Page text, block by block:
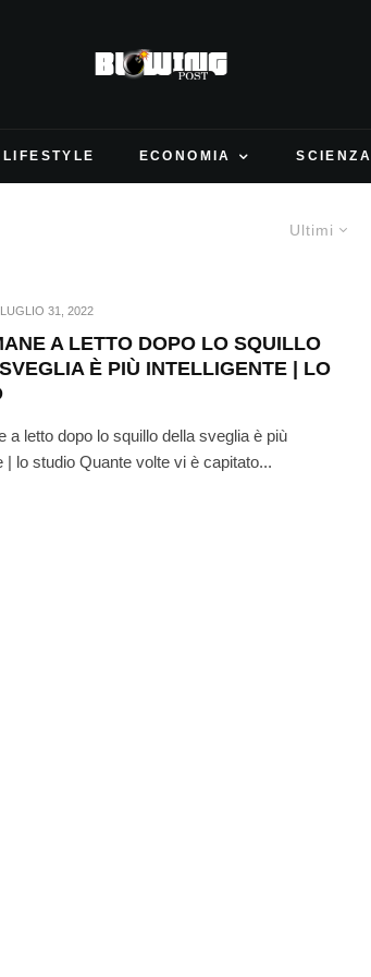
LIFESTYLE ECONOMIA SCIENZA
Ultimi
LUGLIO 31, 2022
A LETTO DOPO LO SQUILLO
È PIÙ INTELLIGENTE | LO
a letto dopo lo squillo della sveglia è più
| lo studio Quante volte vi è capitato...